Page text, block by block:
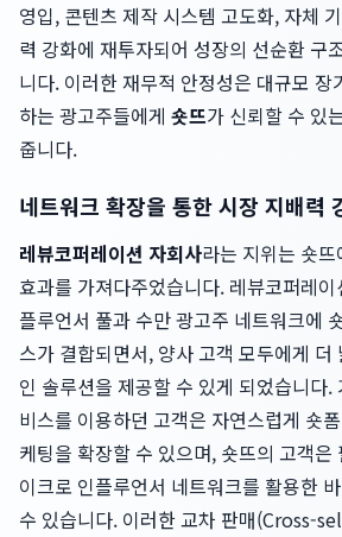
영입, 콘텐츠 제작 시스템 고도화, 자체
력 강화에 재투자되어 성장의 선순환 구
니다. 이러한 재무적 안정성은 대규모 장
하는 광고주들에게 숏뜨가 신뢰할 수 있
줍니다.
네트워크 확장을 통한 시장 지배력
레뷰코퍼레이션 자회사라는 지위는 숏
효과를 가져다주었습니다. 레뷰코퍼레
플루언서 풀과 수만 광고주 네트워크에
스가 결합되면서, 양사 고객 모두에게 더
인 솔루션을 제공할 수 있게 되었습니다.
비스를 이용하던 고객은 자연스럽게 숏
케팅을 확장할 수 있으며, 숏뜨의 고객은
이크로 인플루언서 네트워크를 활용한
수 있습니다. 이러한 교차 판매(Cross-